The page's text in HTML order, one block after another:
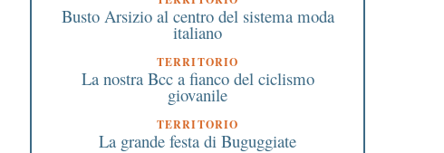
Busto Arsizio al centro del sistema moda
italiano
TERRITORIO
La nostra Bcc a fianco del ciclismo
giovanile
TERRITORIO
La grande festa di Buguggiate